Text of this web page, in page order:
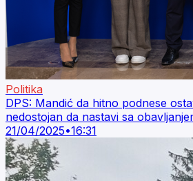
Politika
DPS: Mandić da hitno podnese
nedostojan da nastavi sa
21/04/2025•16:31